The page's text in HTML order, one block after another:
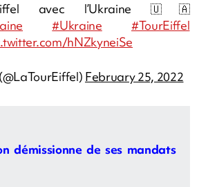
avec l’Ukraine 🇺🇦
#Ukraine
#TourEiffel
hNZkyneiSe
February 25, 2022
démissionne de ses mandats